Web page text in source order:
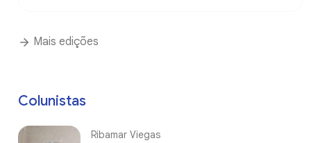
Mais edições
Colunistas
Ribamar Viegas